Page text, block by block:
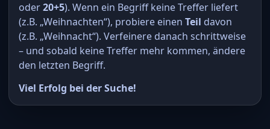
oder20+5). Wenn ein Begriff keine Treffer liefert
(z.B. „Weihnachten“), probiere einen Teil davon
(z.B. „Weihnacht“). Verfeinere danach schrittweise
– und sobald keine Treffer mehr kommen, ändere
den letzten Begriff.
Viel Erfolg bei der Suche!